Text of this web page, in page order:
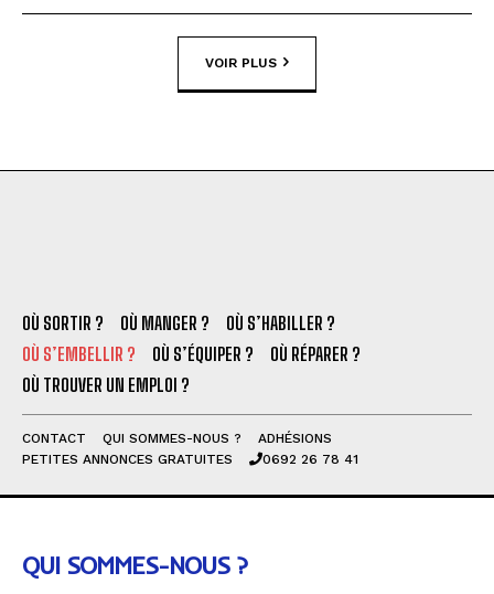
VOIR PLUS
OÙ SORTIR ? OÙ MANGER ?
OÙ S’HABILLER ?
OÙ S’EMBELLIR ?
OÙ S’ÉQUIPER ?
OÙ RÉPARER ?
OÙ TROUVER UN EMPLOI ?
CONTACT QUI SOMMES-NOUS ?
ADHÉSIONS
PETITES ANNONCES GRATUITES
0692 26 78 41
QUI SOMMES-NOUS ?